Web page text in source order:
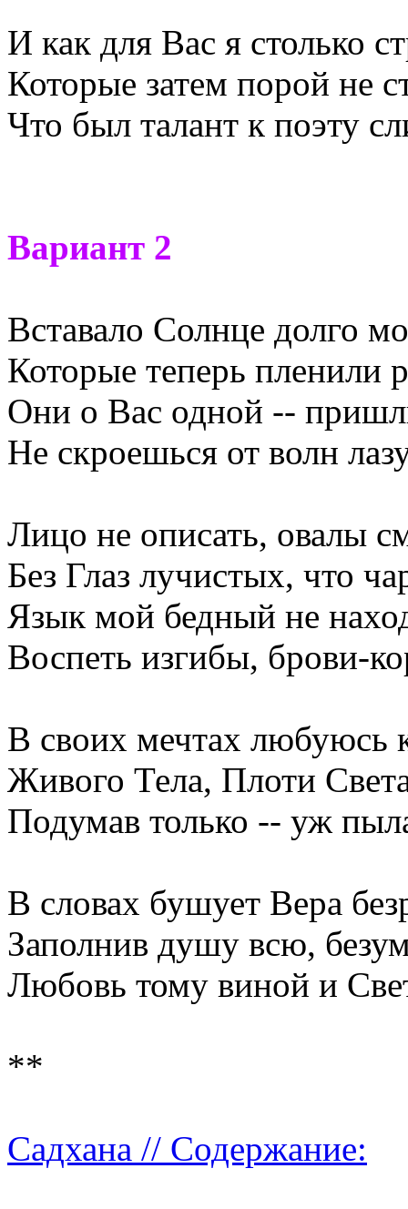
И как для Вас я столько
Которые затем порой не
Что был талант к поэту
Вариант 2
Вставало Солнце долго
Которые теперь пленили
Они о Вас одной --
Не скроешься от волн
Лицо не описать, овалы
Без Глаз лучистых, что
Язык мой бедный не
Воспеть изгибы, брови-
В своих мечтах любуюсь
Живого Тела, Плоти
Подумав только -- уж
В словах бушует Вера
Заполнив душу всю,
Любовь тому виной и
**
Садхана // Содержание: